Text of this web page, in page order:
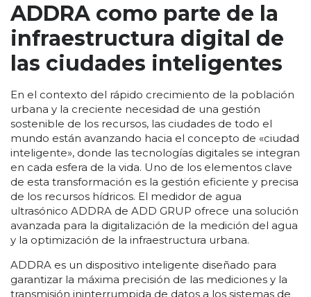
ADDRA como parte de la
infraestructura digital de
las ciudades inteligentes
En el contexto del rápido crecimiento de la población
urbana y la creciente necesidad de una gestión
sostenible de los recursos, las ciudades de todo el
mundo están avanzando hacia el concepto de «ciudad
inteligente», donde las tecnologías digitales se integran
en cada esfera de la vida. Uno de los elementos clave
de esta transformación es la gestión eficiente y precisa
de los recursos hídricos. El medidor de agua
ultrasónico ADDRA de ADD GRUP ofrece una solución
avanzada para la digitalización de la medición del agua
y la optimización de la infraestructura urbana.
ADDRA es un dispositivo inteligente diseñado para
garantizar la máxima precisión de las mediciones y la
transmisión ininterrumpida de datos a los sistemas de